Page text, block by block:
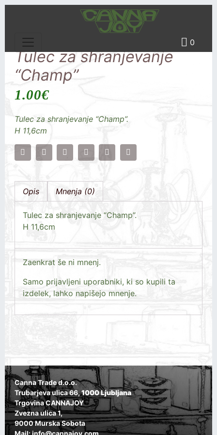
0
Tulec za shranjevanje
“Champ”
1.00€
Tulec za shranjevanje “Champ”.
H 11,6cm
Opis Mnenja (0)
Tulec za shranjevanje “Champ”.
H 11,6cm
Zaenkrat še ni mnenj.
Samo prijavljeni uporabniki, ki so kupili ta
izdelek, lahko napišejo mnenje.
Canna Trade d.o.o.
Trubarjeva ulica 66,1000 Ljubljana
Trgovina CANNAJOY
Zvezna ulica 1,
9000 Murska Sobota
Mail: info@cannajoy.com